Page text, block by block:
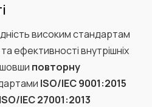
високим стандартам
ефективності внутрішніх
повторну
ISO/IEC 9001:2015
ISO/IEC 27001:2013